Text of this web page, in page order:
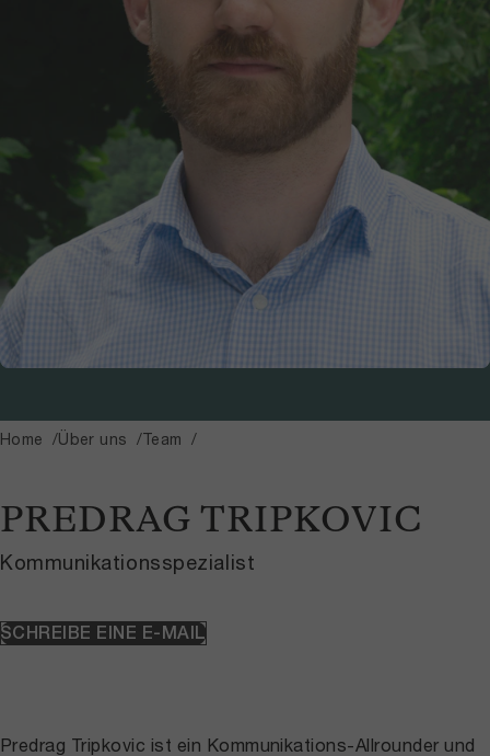
Home Über uns Team
PREDRAG TRIPKOVIC
Kommunikationsspezialist
SCHREIBE EINE E-MAIL
Predrag Tripkovic ist ein Kommunikations-Allrounder und